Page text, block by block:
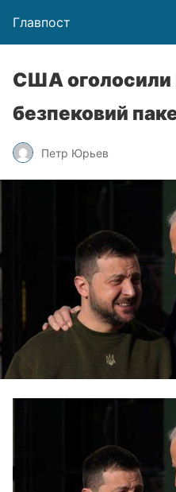
Главпост
США оголосили
безпековий
Петр Юрьев